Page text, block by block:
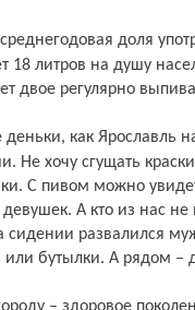
18 литров на душу
двое регулярно
хочу сгущать
С пивом можно
А кто из нас не
развалился
бутылки. А рядом –